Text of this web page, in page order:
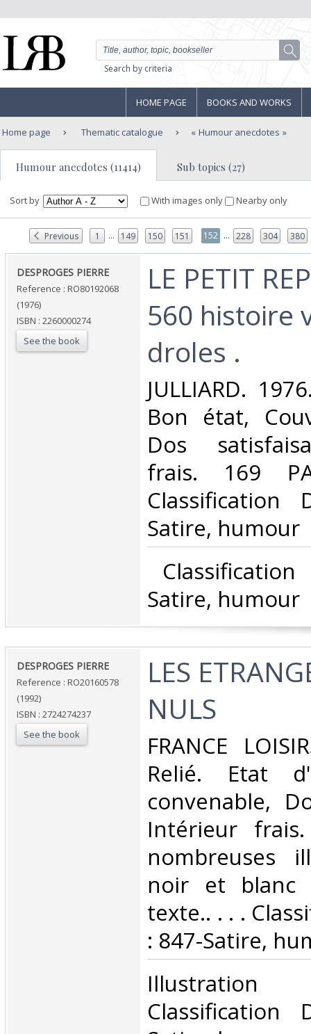
Search by criteria
HOME PAGE BOOKS AND WORKS
Home page Thematic catalogue Humour anecdotes
Humour anecdotes (11414) Sub topics (27)
Sort by With images only Nearby only
Previous 1 ... 149 150 151 152 ... 228 304 380
‎DESPROGES PIERRE‎
Reference : RO80192068
(1976)
ISBN : 2260000274
See the book
‎LE PETIT
560 histoire
droles .‎
‎JULLIARD.
Bon état,
Dos
frais. 169
Classification
Satire, humour‎
Satire, humour‎
‎DESPROGES PIERRE‎
Reference : RO20160578
(1992)
ISBN : 2724274237
See the book
‎LES
NULS‎
‎FRANCE
Relié. Etat
convenable,
Intérieur
nombreuses
noir et blanc
texte.. . . .
: 847-Satire,
‎Illustration
Classification